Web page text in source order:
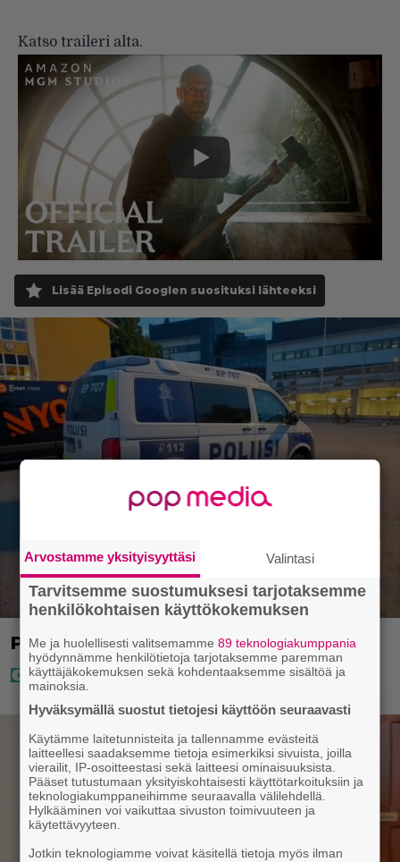
Katso traileri alta.
Lisää Episodi Googlen suosituksi lähteeksi
Poliisi teki surullisen löydön Lohjalla
Arvostamme yksityisyyttäsi Valintasi
Tarvitsemme suostumuksesi tarjotaksemme
henkilökohtaisen käyttökokemuksen
Me ja huolellisesti valitsemamme89 teknologiakumppania
hyödynnämme henkilötietoja tarjotaksemme paremman
käyttäjäkokemuksen sekä kohdentaaksemme sisältöä ja
mainoksia.
Hyväksymällä suostut tietojesi käyttöön seuraavasti
Käytämme laitetunnisteita ja tallennamme evästeitä
laitteellesi saadaksemme tietoja esimerkiksi sivuista, joilla
vierailit, IP-osoitteestasi sekä laitteesi ominaisuuksista.
Pääset tutustumaan yksityiskohtaisesti käyttötarkoituksiin ja
teknologiakumppaneihimme seuraavalla välilehdellä.
Hylkääminen voi vaikuttaa sivuston toimivuuteen ja
käytettävyyteen.
Jotkin teknologiamme voivat käsitellä tietoja myös ilman